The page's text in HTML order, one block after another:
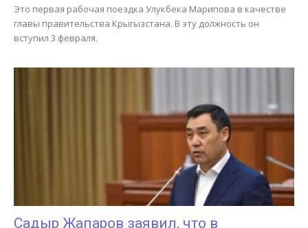
Это первая рабочая поездка Улукбека Марипова в качестве
главы правительства Крыгызстана. В эту должность он
вступил 3 февраля.
Садыр Жапаров заявил, что в